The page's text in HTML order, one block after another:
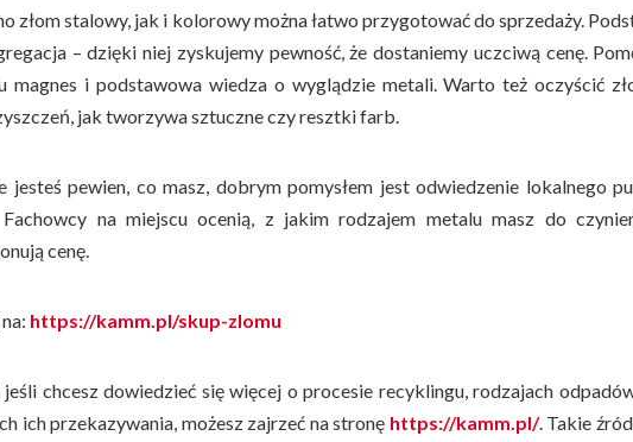
złom stalowy, jak i kolorowy można łatwo przygotować do sprzedaży.
– dzięki niej zyskujemy pewność, że dostaniemy uczciwą cenę.
magnes i podstawowa wiedza o wyglądzie metali. Warto też oczyścić
jak tworzywa sztuczne czy resztki farb.
jesteś pewien, co masz, dobrym pomysłem jest odwiedzenie lokalnego
Fachowcy na miejscu ocenią, z jakim rodzajem metalu masz do
cenę.
https://kamm.pl/skup-zlomu
chcesz dowiedzieć się więcej o procesie recyklingu, rodzajach
ich przekazywania, możesz zajrzeć na stronę https://kamm.pl/. Takie